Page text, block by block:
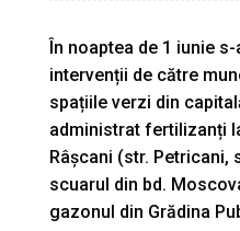
În noaptea de 1 iunie
intervenții de către
spațiile verzi din
administrat fertilizanți
Râșcani (str. Petricani,
scuarul din bd.
gazonul din Grădina